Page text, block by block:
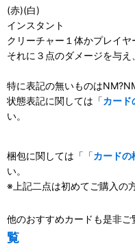
(赤)(白)
インスタント
クリーチャー１体かプレイ
それに３点のダメージを与え
特に表記の無いものは
状態表記に関しては「カード
い。
梱包に関しては「「カードの
い。
※上記二点は初めてご購入の
他のおすすめカードも是非
覧